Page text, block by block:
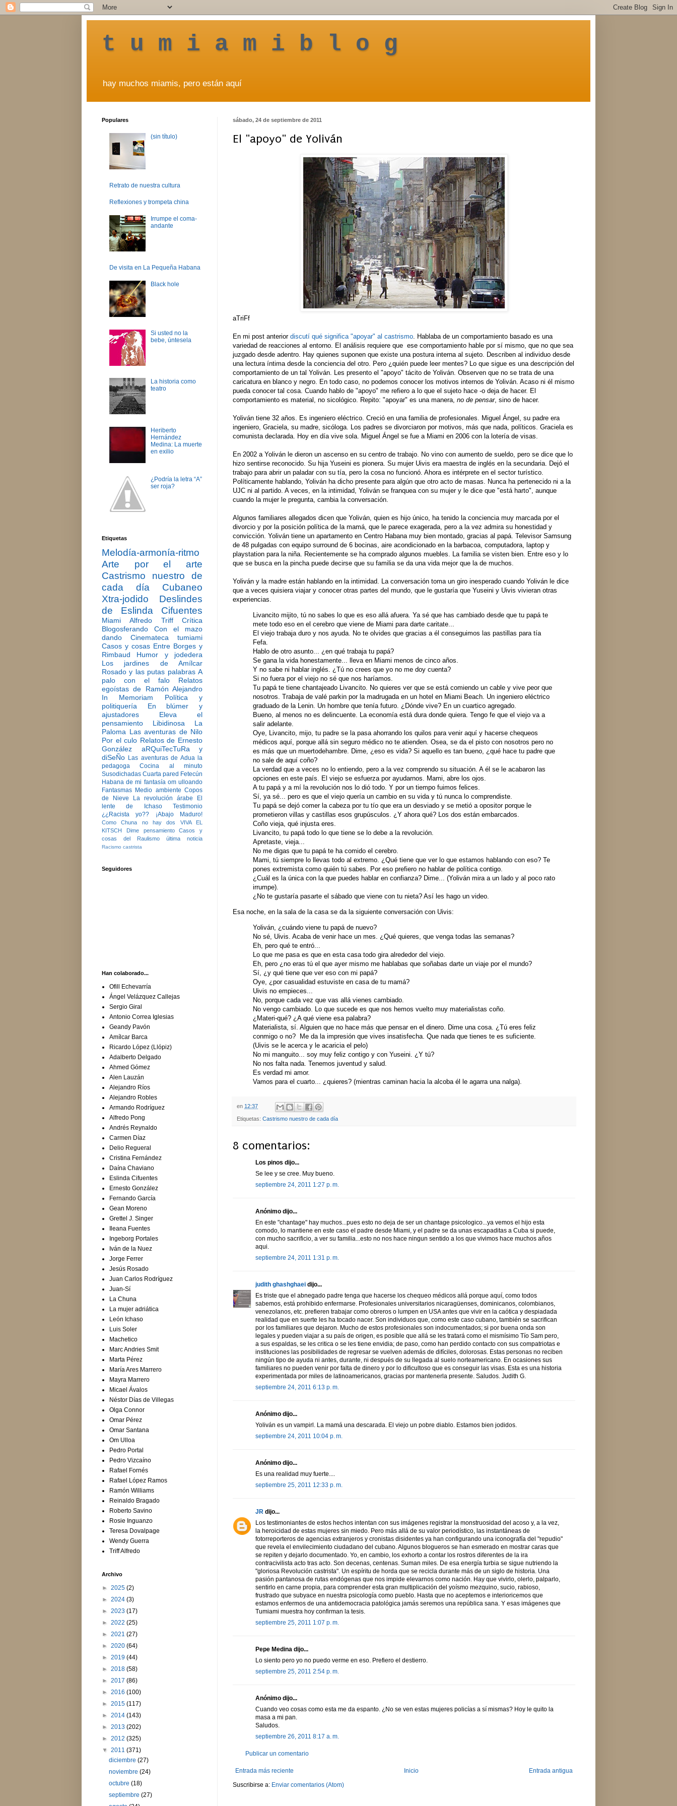
t u m i a m i b l o g
hay muchos miamis, pero están aquí
sábado, 24 de septiembre de 2011
El "apoyo" de Yoliván
aTriFf
En mi post anterior discutí qué significa "apoyar" al castrismo . Hablaba de un comportamiento basado es una
variedad de reacciones al entorno. El análisis requiere que ese comportamiento hable por sí mismo, que no que sea
juzgado desde adentro. Hay quienes suponen que existe una postura interna al sujeto. Describen al individuo desde
una lectura íntima desde la conciencia del otro. Pero ¿quién puede leer mentes? Lo que sigue es una descripción del
comportamiento de un tal Yoliván. Les presento el "apoyo" tácito de Yoliván. Observen que no se trata de una
caricatura en blanco y negro. En todo caso, no podemos conocer los motivos internos de Yoliván. Acaso ni él mismo
pueda conocer tal cosa. Cuando hablo de "apoyo" me refiero a lo que el sujeto hace -o deja de hacer. El
comportamiento es material, no sicológico. Repito: "apoyar" es una manera, no de pensar, sino de hacer.
Yoliván tiene 32 años. Es ingeniero eléctrico. Creció en una familia de profesionales. Miguel Ángel, su padre era
ingeniero, Graciela, su madre, sicóloga. Los padres se divorciaron por motivos, más que nada, políticos. Graciela es
comunista declarada. Hoy en día vive sola. Miguel Ángel se fue a Miami en 2006 con la lotería de visas.
En 2002 a Yoliván le dieron un ascenso en su centro de trabajo. No vino con aumento de sueldo, pero se dice que lo
hizo sentirse reconocido. Su hija Yuseini es pionera. Su mujer Uivis era maestra de inglés en la secundaria. Dejó el
trabajo para abrir un paladar con su tía, pero la cosa no funcionó. Ahora es intérprete en el sector turístico.
Políticamente hablando, Yoliván ha dicho presente para algún que otro acto de masas. Nunca ha pertenecido ni a la
UJC ni al partido. A veces, en la intimidad, Yoliván se franquea con su mujer y le dice que "está harto", aunque
cuando la mujer le pregunta, cambia la conversación.
Algunos familiares allegados dicen que Yoliván, quien es hijo único, ha tenido la conciencia muy marcada por el
divorcio y por la posición política de la mamá, que le parece exagerada, pero a la vez admira su honestidad y
convicción. Yoliván tiene un apartamento en Centro Habana muy bien montado, gracias al papá. Televisor Samsung
de 48 pulgadas con equipo surround de 6 bocinas, aire acondicionado en la barbacoa, computadora, laptop y
playstation para la niña. Recientemente se ha comprado algunos muebles. La familia se visten bien. Entre eso y lo
que se busca en la pincha puede decirse que su familia se da una vida mejor que la de muchos.
Yoliván y la madre están hablando en la intimidad. La conversación toma un giro inesperado cuando Yoliván le dice
que a veces quisiera viajar y conocer otras partes del mundo, que le gustaría que Yuseini y Uivis vivieran otras
experiencias.
Livancito mijito, tú no sabes lo que es eso allá afuera. Ya sé que has cambiado desde que tu papá te
mete todo eso en el cerebro que viene de Miami para darte caritate...
El viejo trabaja duro y nos ayuda. No te olvides que gracias a él conseguimos las pastillas para tía
Fefa.
Hablo de otro asunto... ¿en qué trabaja tu papá?
Se gana la vida honestamente... lleva en Miami menos de cinco años.
Y no sabe ni hablar inglés. ¿Tú no crees que yo no me doy cuenta?
Si no fuera por el viejo no sé que nos haríamos.
Tu papá te tiene chantajeado Livancito. No quieres ver que se está comiendo un cable y vive peor que
nosotros. Trabaja de valé parkin por la madrugada en un hotel en Miami Beach. Un ingeniero eléctrico
graduado de la Lenin. Un hombre que tenía futuro. ¿Dónde vive? En un cuartico agregado.
Bueno, al menos no es delincuente. La economía está dura donde quiera. Tengo fe que el viejo va a
salir adelante.
Oye, Livancito, mijo, tu padre se la pasa ahorrando los quilos para venir aquí y hacerse chequeos
médicos aquí, porque allá sin seguro médico no te atienden. Osea, se da el pisto con nosotros pero no
es más que un muertodehambre. Dime, ¿eso es vida? Si aquello es tan bueno, ¿qué hace tu padre que
no sale de aquí coño?
La verdad que a veces no lo entiendo, pero a la vez comprendo su situación. A él se le acabaron las
opciones en este país. El viejo se esfuerza por ayudarnos. Mami, abre los ojos.
A tu papá y a mí la revolución nos lo dió todo. Y por un tiempo fuimos felices.
Sí, ya sé... pero es que el viejo quería un cambio en su vida y tú nunca lo comprendiste.
Tu papá se dejó comer la cabeza por tu tío que era un desviado y se metió a opositor porque le
prometieron villas y castillas esos grupúsculos. ¿Y ahora qué? Los dos están embarcados.
Coño vieja, qué injusta eres.
Livancito, tu papá todo lo que tiene se lo debe a la revolución.
Apretaste, vieja...
No me digas que tu papá te ha comido el cerebro.
Mami, tú siempre lo llevas todo al extremo. ¿Qué tiene que ver lo que estamos hablando con eso? Te
pones extremista como quién tú sabes. Por eso prefiero no hablar de política contigo.
¿Cuál es la única con la que puedes hablar en confianza? Dime... (Yoliván mira a un lado y al poco rato
irrumpe).
¿No te gustaría pasarte el sábado que viene con tu nieta? Así les hago un video.
Esa noche, en la sala de la casa se da la siguiente conversación con Uivis:
Yoliván, ¿cuándo viene tu papá de nuevo?
No sé, Uivis. Acaba de venir hace un mes. ¿Qué quieres, que venga todas las semanas?
Eh, pero qué te entró...
Lo que me pasa es que en esta casa todo gira alrededor del viejo.
Eh, pero ¿no eras tú el que ayer mismo me hablabas que soñabas darte un viaje por el mundo?
Sí, ¿y qué tiene que ver eso con mi papá?
Oye, ¿por casualidad estuviste en casa de tu mamá?
Uivis no empieces...
No, porque cada vez que vas allá vienes cambiado.
No vengo cambiado. Lo que sucede es que nos hemos vuelto muy materialistas coño.
¿Materi-qué? ¿A qué viene esa palabra?
Materialista, sí. Alguien que no hace más que pensar en el dinero. Dime una cosa. ¿Tú eres feliz
conmigo o no? Me da la impresión que vives insatisfecha. Que nada que tienes te es suficiente.
(Uivis se le acerca y le acaricia el pelo)
No mi manguito... soy muy feliz contigo y con Yuseini. ¿Y tú?
No nos falta nada. Tenemos juventud y salud.
Es verdad mi amor.
Vamos para el cuarto... ¿quieres? (mientras caminan hacia la alcoba él le agarra una nalga).
en 12:37
Etiquetas: Castrismo nuestro de cada día
8 comentarios:
Los pinos dijo...
Se lee y se cree. Muy bueno.
septiembre 24, 2011 1:27 p. m.
Anónimo dijo...
En este "chantage" hay muchos...pues esto no deja de ser un chantage psicologico...ya vemos el hijo esta
comodo, lo mantiene en este caso el padre desde Miami, y el padre se da unas escapaditas a Cuba si puede,
con mucho sacrificio, a ver su familia...esto no nos hace ningun sentido a los que vivimos hace muchos años
aqui.
septiembre 24, 2011 1:31 p. m.
judith ghashghaei dijo...
Es triste que el abnegado padre tenga que hacerse los chequeo médicos allá porque aquí, como todos
sabemos, está prohibido enfermarse. Profesionales universitarios nicaragüenses, dominicanos, colombianos,
venezolanos, etc. prefieren trabajar como obreros o lumpen en USA antes que vivir en la caótica y despiadada
realidad que en suerte les ha tocado nacer. Son individuos que, como este caso cubano, también se sacrifican
por los familiares que dejaron. Mucho de estos profesionales son indocumentados; si por buena onda son
legales y pueden viajar a su país de origen, es posible que allá se les tratará como el mismísimo Tío Sam pero,
a sus espaldas, se les critica o se les tiene envidia; de paso, como han perdido contacto con sus compatriotas e
instituciones las posibilidades de regresar se vuelven además de difíciles, dolorosas. Estas personas no reciben
ningún tipo de ayuda ni antes, durante, ni después de su llegada al suelo norteamericano. En ocasiones sus
familiares no pueden venir por falta de dinero y por lo dificultoso que es conseguir las visas. Esta es una historia
experimentada por miles de latinoamericanos, gracias por mantenerla presente. Saludos. Judith G.
septiembre 24, 2011 6:13 p. m.
Anónimo dijo...
Yoliván es un vampirl. La mamá una descarada. El viejo un pobre diablo. Estamos bien jodidos.
septiembre 24, 2011 10:04 p. m.
Anónimo dijo...
Es una realidad muy fuerte....
septiembre 25, 2011 12:33 p. m.
JR dijo...
Los testimoniantes de estos hechos intentan con sus imágenes registrar la monstruosidad del acoso y, a la vez,
la heroicidad de estas mujeres sin miedo. Pero más allá de su valor periodístico, las instantáneas de
fotorreporteros de agencias extranjeros y cronistas disidentes ya han configurando una iconografía del "repudio"
que revela el envilecimiento ciudadano del cubano. Algunos blogueros se han esmerado en mostrar caras que
se repiten y dejarlo documentado. Yo, en cambio, los exhorto a contar los rostros diferentes de la ira
contracivilista acto tras acto. Son decenas, centenas. Suman miles. De esa energía turbia se sigue nutriendo la
"gloriosa Revolución castrista". Un espíritu de horda que se recicla durante más de un siglo de historia. Una
pasión pantanosa de rutas endógenas que nos impide elevarnos como nación. Hay que vivirlo, olerlo, palparlo,
sentirlo en carne propia, para comprender esta gran multiplicación del yoísmo mezquino, sucio, rabioso,
frustrado que subyace en nuestra psicología como pueblo. Hasta que no aceptemos e interioricemos que
estamos enfermos de una antidemocracia patológica jamás seremos una república sana. Y esas imágenes que
Tumiami muestra hoy confirman la tesis.
septiembre 25, 2011 1:07 p. m.
Pepe Medina dijo...
Lo siento pero yo no puedo verme en eso. Prefiero el destierro.
septiembre 25, 2011 2:54 p. m.
Anónimo dijo...
Cuando veo cosas como esta me da espanto. ¿No se ven estas mujeres policías a sí mismas? Hoy le quito la
masa a mi pan.
Saludos.
septiembre 26, 2011 8:17 a. m.
Publicar un comentario
Entrada más reciente Entrada antigua
Inicio
Suscribirse a: Enviar comentarios (Atom)
Populares
(sin título)
Retrato de nuestra cultura
Reflexiones y trompeta china
Irrumpe el coma-
andante
De visita en La Pequeña Habana
Black hole
Si usted no la
bebe, úntesela
La historia como
teatro
Heriberto
Hernández
Medina: La muerte
en exilio
¿Podría la letra “A”
ser roja?
Etiquetas
Melodía-armonía-ritmo
Arte por el arte
Castrismo nuestro de
cada día
Cubaneo
Xtra-jodido
Deslindes
de Eslinda Cifuentes
Miami Alfredo Triff
Crítica
Blogosferando
Con el mazo
dando
Cinemateca tumiami
Casos y cosas Entre Borges y
Rimbaud
Humor y jodedera
Los jardines de Amílcar
Rosado y las putas palabras A
palo con el falo
Relatos
egoístas de Ramón Alejandro
In Memoriam
Política y
politiquería
En blúmer y
ajustadores
Eleva el
pensamiento
Libidinosa
La
Paloma Las aventuras de Nilo
Por el culo Relatos de Ernesto
González
aRQuiTecTuRa y
diSeÑo Las aventuras de Adua la
pedagoga
Cocina al minuto
Susodichadas Cuarta pared Fetecún
Habana de mi fantasía om ulloando
Fantasmas Medio ambiente Copos
de Nieve
La revolución árabe
El
lente de Ichaso
Testimonio
¿¿Racista yo??
¡Abajo Maduro!
Como Chuna no hay dos
VIVA EL
KITSCH
Dime pensamiento
Casos y
cosas del Raulismo
última noticia
Racismo castrista
Seguidores
Han colaborado...
Ofill Echevarría
Ángel Velázquez Callejas
Sergio Giral
Antonio Correa Iglesias
Geandy Pavón
Amílcar Barca
Ricardo López (Llópiz)
Adalberto Delgado
Ahmed Gómez
Alen Lauzán
Alejandro Ríos
Alejandro Robles
Armando Rodríguez
Alfredo Pong
Andrés Reynaldo
Carmen Díaz
Delio Regueral
Cristina Fernández
Daína Chaviano
Eslinda Cifuentes
Ernesto González
Fernando García
Gean Moreno
Grettel J. Singer
Ileana Fuentes
Ingeborg Portales
Iván de la Nuez
Jorge Ferrer
Jesús Rosado
Juan Carlos Rodríguez
Juan-Sí
La Chuna
La mujer adriática
León Ichaso
Luis Soler
Machetico
Marc Andries Smit
Marta Pérez
María Ares Marrero
Mayra Marrero
Micael Ávalos
Néstor Días de Villegas
Olga Connor
Omar Pérez
Omar Santana
Om Ulloa
Pedro Portal
Pedro Vizcaíno
Rafael Fornés
Rafael López Ramos
Ramón Williams
Reinaldo Bragado
Roberto Savino
Rosie Inguanzo
Teresa Dovalpage
Wendy Guerra
Triff Alfredo
Archivo
► 2025 (2)
► 2024 (3)
► 2023 (17)
► 2022 (25)
► 2021 (27)
► 2020 (64)
► 2019 (44)
► 2018 (58)
► 2017 (86)
► 2016 (100)
► 2015 (117)
► 2014 (143)
► 2013 (202)
► 2012 (325)
▼ 2011 (371)
diciembre(27)
noviembre(24)
octubre(18)
septiembre(27)